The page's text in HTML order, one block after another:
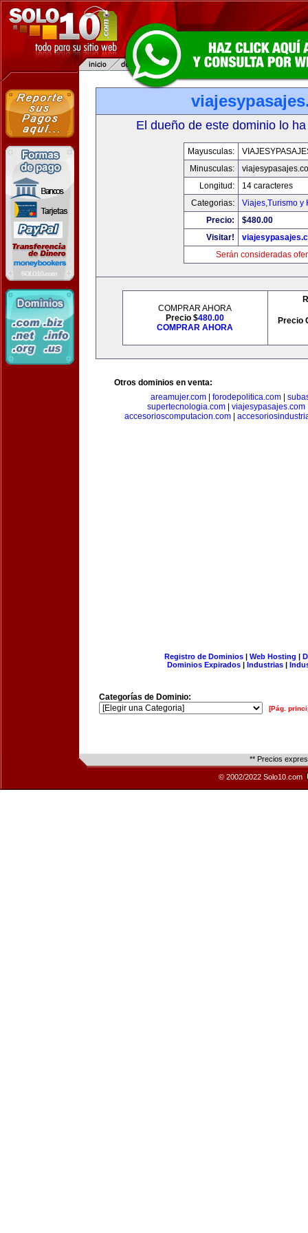
El dueño de este dominio lo
Mayusculas:
Minusculas:
Longitud:
14 caracteres
Categorias:
Viajes,Turismo y
Precio:
$480.00
Visitar!
Serán consideradas
COMPRAR AHORA
Precio $480.00
COMPRAR AHORA
Precio
Otros dominios en venta:
areamujer.com
forodepolitica.com
supertecnologia.com| viajesypasajes.com
accesorioscomputacion.com
Registro de Dominios| Web Hosting |
Dominios Expirados | Industrias |
Categorías de Dominio:
[Pág.
** Precios
© 2002/2022 Solo10.com